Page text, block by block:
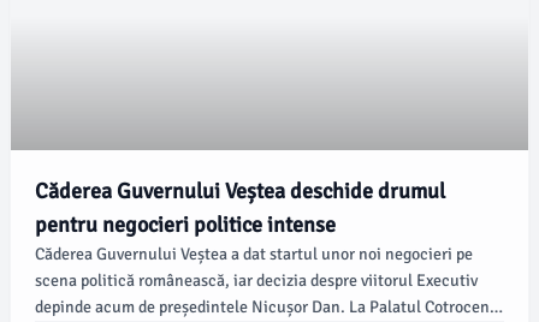
Căderea Guvernului Veștea deschide drumul
pentru negocieri politice intense
Căderea Guvernului Veștea a dat startul unor noi negocieri pe
scena politică românească, iar decizia despre viitorul Executiv
depinde acum de președintele Nicușor Dan. La Palatul Cotroceni